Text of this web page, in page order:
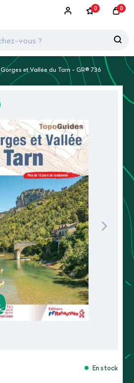
0 0
Gorges et Vallée du Tarn - GR® 736
En stock